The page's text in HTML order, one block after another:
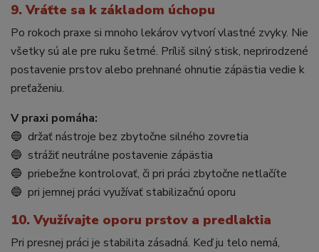
9. Vráťte sa k základom úchopu
Po rokoch praxe si mnoho lekárov vytvorí vlastné zvyky. Nie
všetky sú ale pre ruku šetrné. Príliš silný stisk, neprirodzené
postavenie prstov alebo prehnané ohnutie zápästia vedie k
preťaženiu.
V praxi pomáha:
🔵 držať nástroje bez zbytočne silného zovretia
🔵 strážiť neutrálne postavenie zápästia
🔵 priebežne kontrolovať, či pri práci zbytočne netlačíte
🔵 pri jemnej práci využívať stabilizačnú oporu
10. Využívajte oporu prstov a predlaktia
Pri presnej práci je stabilita zásadná. Keď ju telo nemá,